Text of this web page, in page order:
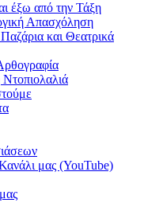
έξω από την Τάξη
Απασχόληση
Παζάρια και Θεατρικά
Ντοπιολαλιά
μας (YouTube)